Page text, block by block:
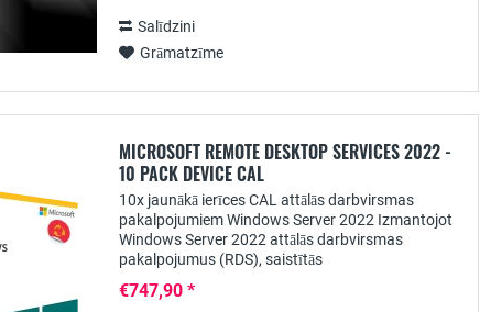
Salīdzini
Grāmatzīme
MICROSOFT REMOTE DESKTOP SERVICES 2022 -
10 PACK DEVICE CAL
10x jaunākā ierīces CAL attālās darbvirsmas
pakalpojumiem Windows Server 2022 Izmantojot
Windows Server 2022 attālās darbvirsmas
pakalpojumus (RDS), saistītās
centralizēti. Lai lietotāji tos...
€747,90 *